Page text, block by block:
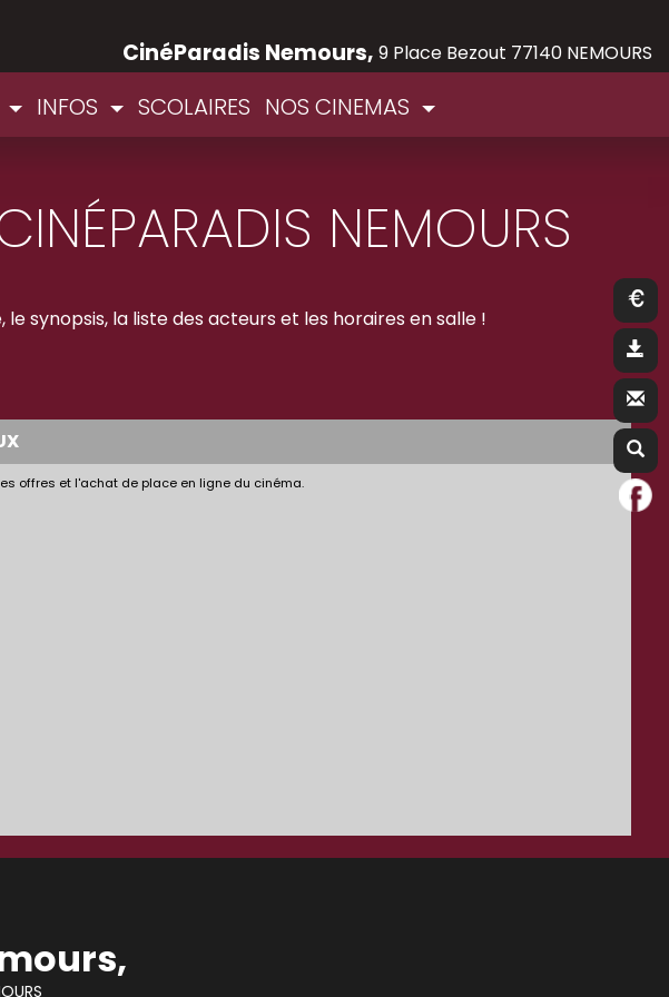
CinéParadis Nemours, 9 Place Bezout 77140 NEMOURS
INFOS SCOLAIRES NOS CINEMAS
NEMOURS
synopsis, la liste des acteurs et les horaires en salle !
offres et l'achat de place en ligne du cinéma.